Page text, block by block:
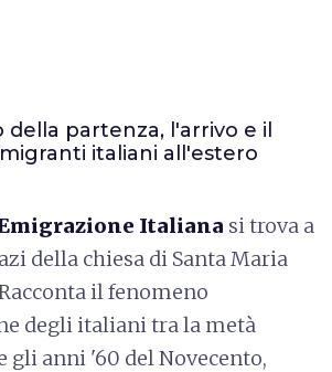
della partenza, l'arrivo e il
italiani all'estero
Italiana si trova a
della chiesa di Santa Maria
il fenomeno
degli italiani tra la metà
gli anni '60 del Novecento,